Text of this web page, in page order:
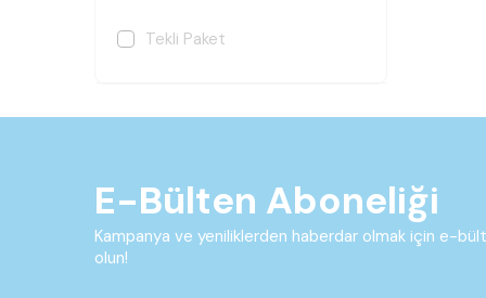
Tekli Paket
E-Bülten Aboneliği
Kampanya ve yeniliklerden haberdar olmak için e-
olun!